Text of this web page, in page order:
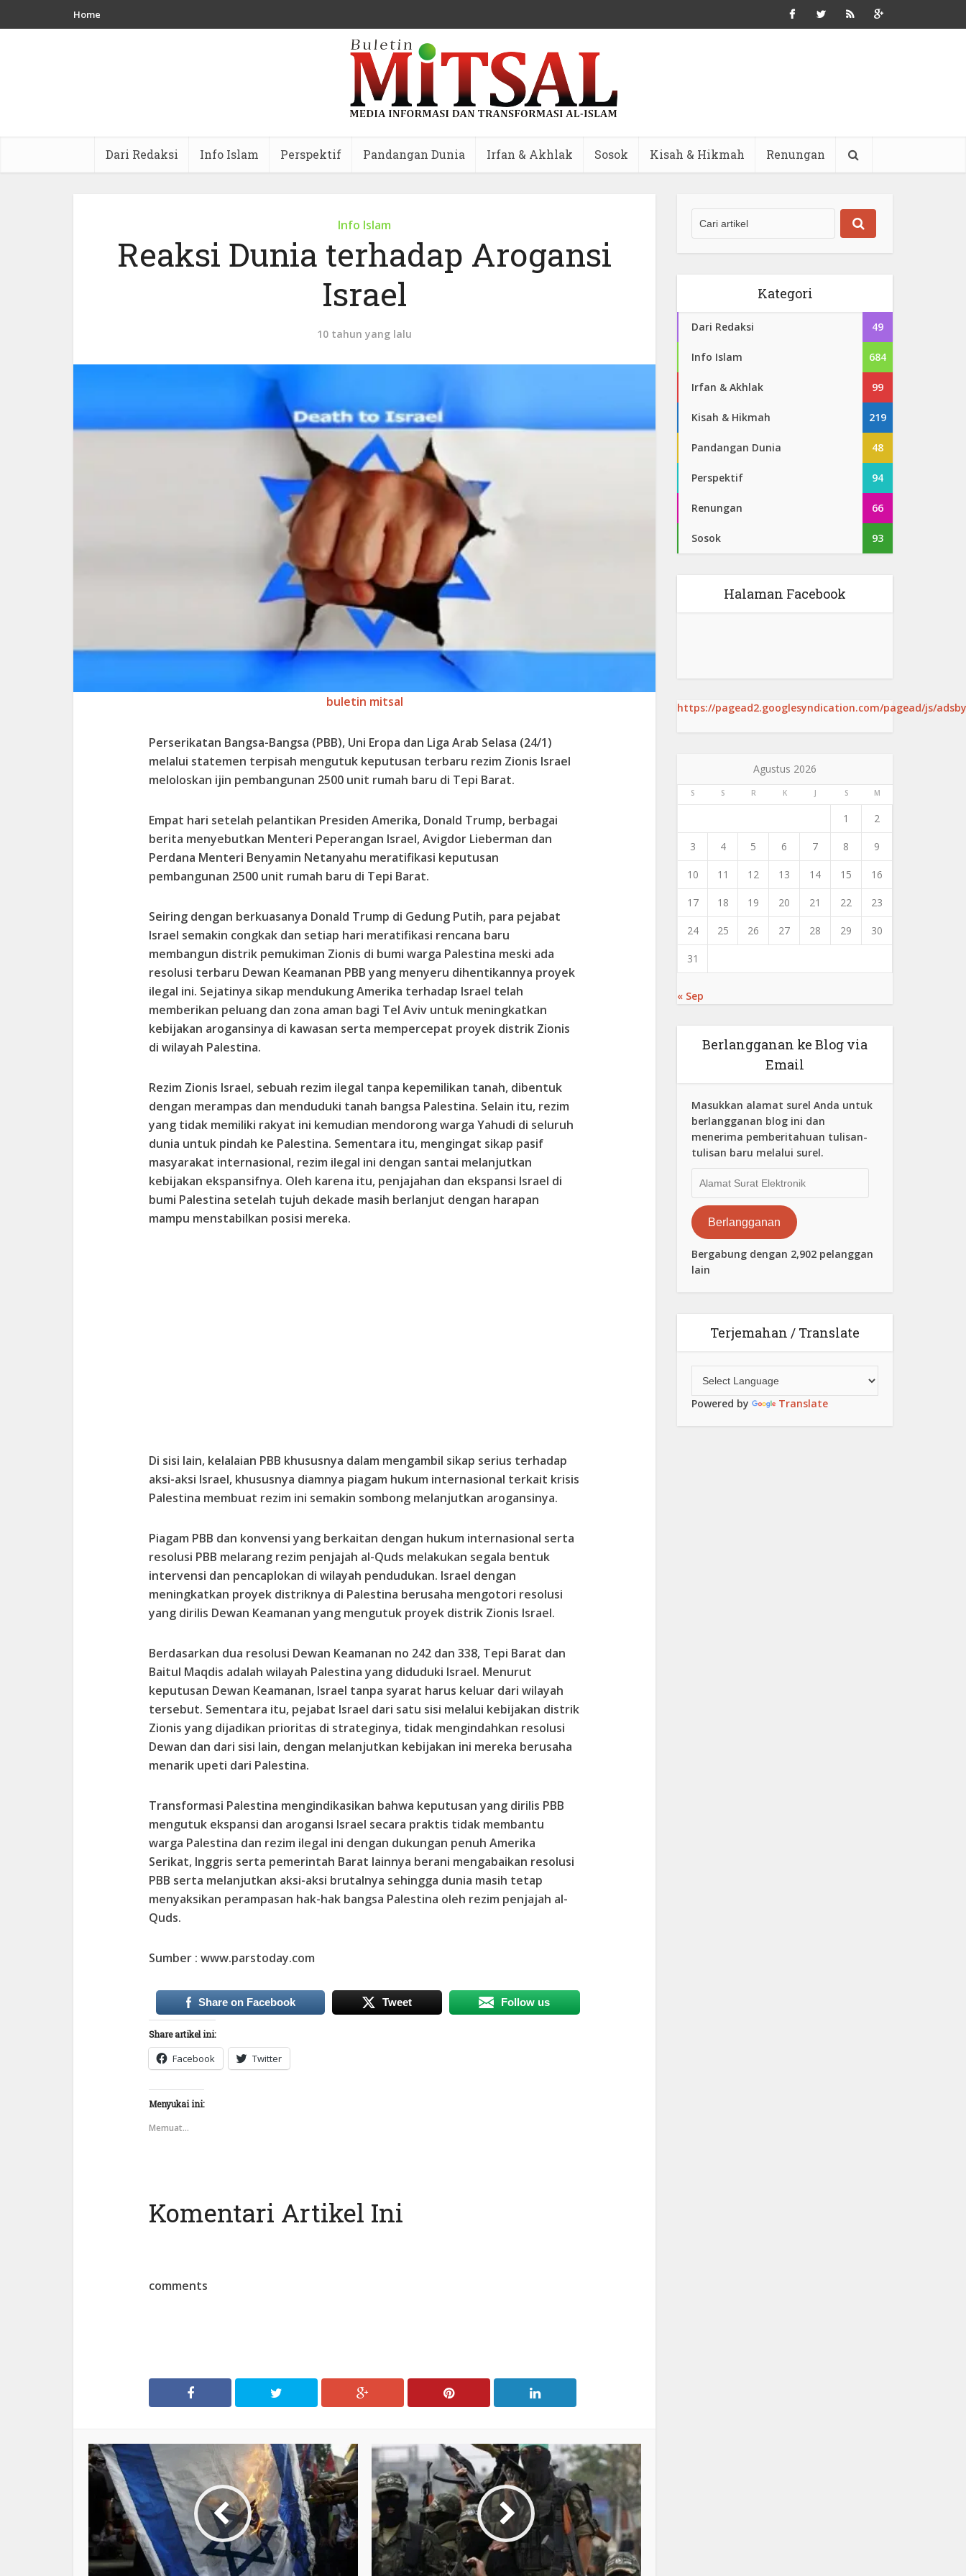
Home
Dari Redaksi Info Islam Perspektif Pandangan Dunia Irfan & Akhlak Sosok Kisah & Hikmah Renungan
Info Islam
Reaksi Dunia terhadap Arogansi
Israel
10 tahun yang lalu
buletin mitsal
Perserikatan Bangsa-Bangsa (PBB), Uni Eropa dan Liga Arab Selasa (24/1)
melalui statemen terpisah mengutuk keputusan terbaru rezim Zionis Israel
meloloskan ijin pembangunan 2500 unit rumah baru di Tepi Barat.
Empat hari setelah pelantikan Presiden Amerika, Donald Trump, berbagai
berita menyebutkan Menteri Peperangan Israel, Avigdor Lieberman dan
Perdana Menteri Benyamin Netanyahu meratifikasi keputusan
pembangunan 2500 unit rumah baru di Tepi Barat.
Seiring dengan berkuasanya Donald Trump di Gedung Putih, para pejabat
Israel semakin congkak dan setiap hari meratifikasi rencana baru
membangun distrik pemukiman Zionis di bumi warga Palestina meski ada
resolusi terbaru Dewan Keamanan PBB yang menyeru dihentikannya proyek
ilegal ini. Sejatinya sikap mendukung Amerika terhadap Israel telah
memberikan peluang dan zona aman bagi Tel Aviv untuk meningkatkan
kebijakan arogansinya di kawasan serta mempercepat proyek distrik Zionis
di wilayah Palestina.
Rezim Zionis Israel, sebuah rezim ilegal tanpa kepemilikan tanah, dibentuk
dengan merampas dan menduduki tanah bangsa Palestina. Selain itu, rezim
yang tidak memiliki rakyat ini kemudian mendorong warga Yahudi di seluruh
dunia untuk pindah ke Palestina. Sementara itu, mengingat sikap pasif
masyarakat internasional, rezim ilegal ini dengan santai melanjutkan
kebijakan ekspansifnya. Oleh karena itu, penjajahan dan ekspansi Israel di
bumi Palestina setelah tujuh dekade masih berlanjut dengan harapan
mampu menstabilkan posisi mereka.
Di sisi lain, kelalaian PBB khususnya dalam mengambil sikap serius terhadap
aksi-aksi Israel, khususnya diamnya piagam hukum internasional terkait krisis
Palestina membuat rezim ini semakin sombong melanjutkan arogansinya.
Piagam PBB dan konvensi yang berkaitan dengan hukum internasional serta
resolusi PBB melarang rezim penjajah al-Quds melakukan segala bentuk
intervensi dan pencaplokan di wilayah pendudukan. Israel dengan
meningkatkan proyek distriknya di Palestina berusaha mengotori resolusi
yang dirilis Dewan Keamanan yang mengutuk proyek distrik Zionis Israel.
Berdasarkan dua resolusi Dewan Keamanan no 242 dan 338, Tepi Barat dan
Baitul Maqdis adalah wilayah Palestina yang diduduki Israel. Menurut
keputusan Dewan Keamanan, Israel tanpa syarat harus keluar dari wilayah
tersebut. Sementara itu, pejabat Israel dari satu sisi melalui kebijakan distrik
Zionis yang dijadikan prioritas di strateginya, tidak mengindahkan resolusi
Dewan dan dari sisi lain, dengan melanjutkan kebijakan ini mereka berusaha
menarik upeti dari Palestina.
Transformasi Palestina mengindikasikan bahwa keputusan yang dirilis PBB
mengutuk ekspansi dan arogansi Israel secara praktis tidak membantu
warga Palestina dan rezim ilegal ini dengan dukungan penuh Amerika
Serikat, Inggris serta pemerintah Barat lainnya berani mengabaikan resolusi
PBB serta melanjutkan aksi-aksi brutalnya sehingga dunia masih tetap
menyaksikan perampasan hak-hak bangsa Palestina oleh rezim penjajah al-
Quds.
Sumber : www.parstoday.com
Share on Facebook Tweet Follow us
Share artikel ini:
Facebook Twitter
Menyukai ini:
Memuat...
Komentari Artikel Ini
comments
Kategori
Dari Redaksi 49
Info Islam 684
Irfan & Akhlak 99
Kisah & Hikmah 219
Pandangan Dunia 48
Perspektif 94
Renungan 66
Sosok 93
Halaman Facebook
https://pagead2.googlesyndication.com/pagead/js/
Agustus 2026
S S R K J S M
1 2
3 4 5 6 7 8 9
10 11 12 13 14 15 16
17 18 19 20 21 22 23
24 25 26 27 28 29 30
31
« Sep
Berlangganan ke Blog via
Email
Masukkan alamat surel Anda untuk
berlangganan blog ini dan
menerima pemberitahuan tulisan-
tulisan baru melalui surel.
Surat
Elektronik
Berlangganan
Bergabung dengan 2,902 pelanggan
lain
Terjemahan / Translate
Powered by Translate